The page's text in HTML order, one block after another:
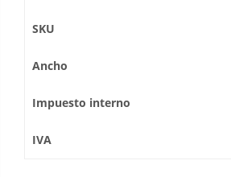
SKU
Ancho
Impuesto interno
IVA